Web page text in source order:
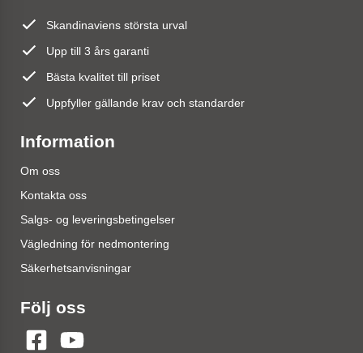
Skandinaviens största urval
Upp till 3 års garanti
Bästa kvalitet till priset
Uppfyller gällande krav och standarder
Information
Om oss
Kontakta oss
Salgs- og leveringsbetingelser
Vägledning för nedmontering
Säkerhetsanvisningar
Följ oss